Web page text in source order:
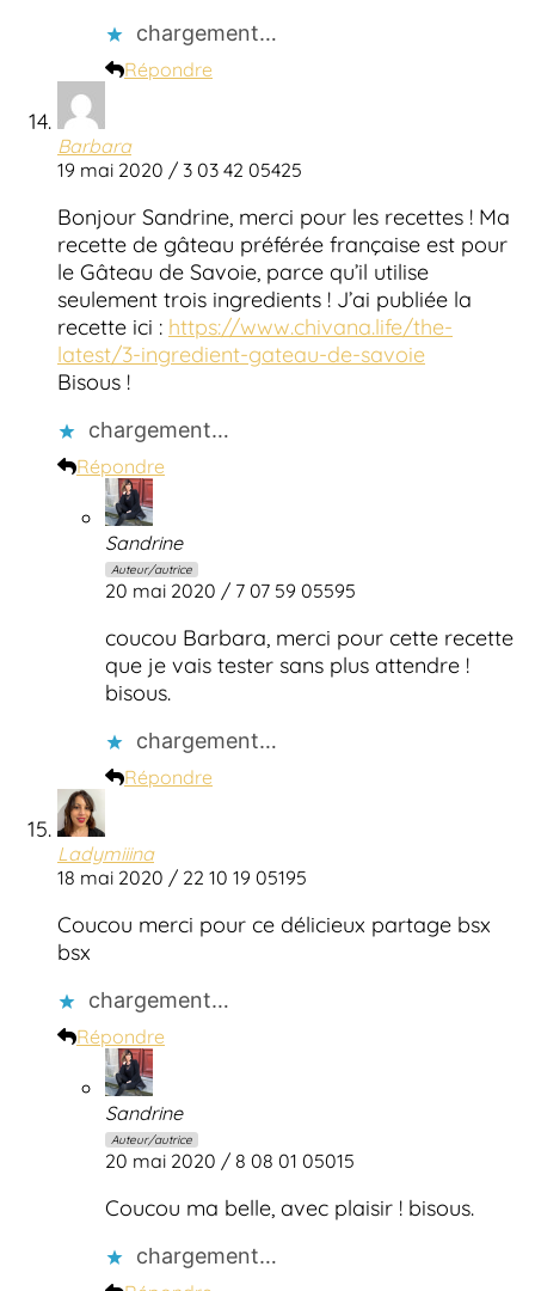
chargement…
Répondre
Barbara
19 mai 2020 / 3 03 42 05425
Bonjour Sandrine, merci pour les recettes ! Ma
recette de gâteau préférée française est pour
le Gâteau de Savoie, parce qu’il utilise
seulement trois ingredients ! J’ai publiée la
recette ici : https://www.chivana.life/the-
latest/3-ingredient-gateau-de-savoie
Bisous !
chargement…
Répondre
Sandrine
Auteur/autrice
20 mai 2020 / 7 07 59 05595
coucou Barbara, merci pour cette recette
que je vais tester sans plus attendre !
bisous.
chargement…
Répondre
Ladymiiina
18 mai 2020 / 22 10 19 05195
Coucou merci pour ce délicieux partage bsx
bsx
chargement…
Répondre
Sandrine
Auteur/autrice
20 mai 2020 / 8 08 01 05015
Coucou ma belle, avec plaisir ! bisous.
chargement…